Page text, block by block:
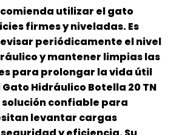
utilizar el gato
firmes y niveladas. Es
periódicamente el nivel
y mantener limpias las
para prolongar la vida útil
Gato Hidráulico Botella 20 TN
solución confiable para
levantar cargas